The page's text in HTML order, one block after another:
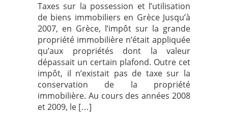
Taxes sur la possession et l’utilisation
de biens immobiliers en Grèce Jusqu’à
2007, en Grèce, l’impôt sur la grande
propriété immobilière n’était appliquée
qu’aux propriétés dont la valeur
dépassait un certain plafond. Outre cet
impôt, il n’existait pas de taxe sur la
conservation de la propriété
immobilière. Au cours des années 2008
et 2009, le […]